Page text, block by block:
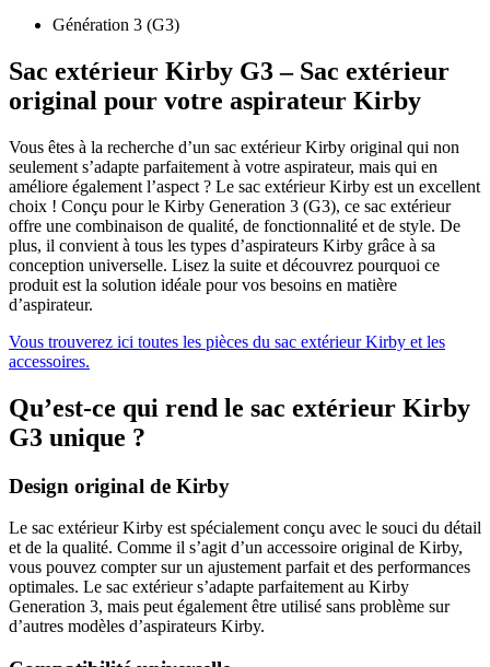
Génération 3 (G3)
Sac extérieur Kirby G3 – Sac extérieur
original pour votre aspirateur Kirby
Vous êtes à la recherche d’un sac extérieur Kirby original qui non
seulement s’adapte parfaitement à votre aspirateur, mais qui en
améliore également l’aspect ? Le sac extérieur Kirby est un excellent
choix ! Conçu pour le Kirby Generation 3 (G3), ce sac extérieur
offre une combinaison de qualité, de fonctionnalité et de style. De
plus, il convient à tous les types d’aspirateurs Kirby grâce à sa
conception universelle. Lisez la suite et découvrez pourquoi ce
produit est la solution idéale pour vos besoins en matière
d’aspirateur.
Vous trouverez ici toutes les pièces du sac extérieur Kirby et les
accessoires.
Qu’est-ce qui rend le sac extérieur Kirby
G3 unique ?
Design original de Kirby
Le sac extérieur Kirby est spécialement conçu avec le souci du détail
et de la qualité. Comme il s’agit d’un accessoire original de Kirby,
vous pouvez compter sur un ajustement parfait et des performances
optimales. Le sac extérieur s’adapte parfaitement au Kirby
Generation 3, mais peut également être utilisé sans problème sur
d’autres modèles d’aspirateurs Kirby.